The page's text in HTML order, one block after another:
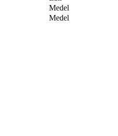
Medel
Medel